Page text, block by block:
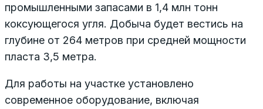
промышленными запасами в 1,4 млн тонн
коксующегося угля. Добыча будет вестись на
глубине от 264 метров при средней мощности
пласта 3,5 метра.
Для работы на участке установлено
современное оборудование, включая